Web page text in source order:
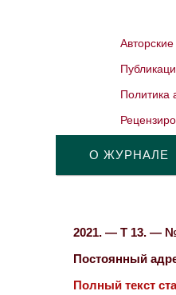
Политика
О ЖУРНАЛЕ
2021. — Т 13. —
Постоянный
Полный текст